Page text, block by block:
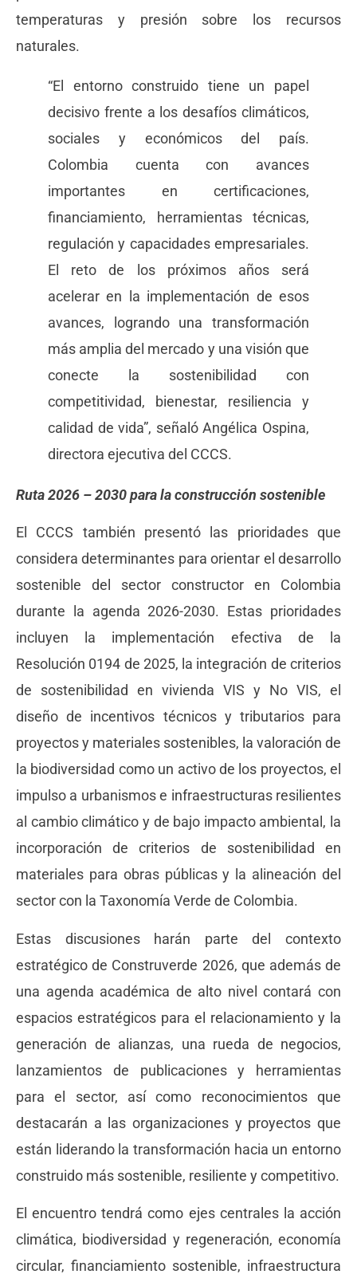
temperaturas y presión sobre los recursos
naturales.
“El entorno construido tiene un papel
decisivo frente a los desafíos climáticos,
sociales y económicos del país.
Colombia cuenta con avances
importantes en certificaciones,
financiamiento, herramientas técnicas,
regulación y capacidades empresariales.
El reto de los próximos años será
acelerar en la implementación de esos
avances, logrando una transformación
más amplia del mercado y una visión que
conecte la sostenibilidad con
competitividad, bienestar, resiliencia y
calidad de vida”, señaló Angélica Ospina,
directora ejecutiva del CCCS.
Ruta 2026 – 2030 para la construcción sostenible
El CCCS también presentó las prioridades que
considera determinantes para orientar el desarrollo
sostenible del sector constructor en Colombia
durante la agenda 2026-2030. Estas prioridades
incluyen la implementación efectiva de la
Resolución 0194 de 2025, la integración de criterios
de sostenibilidad en vivienda VIS y No VIS, el
diseño de incentivos técnicos y tributarios para
proyectos y materiales sostenibles, la valoración de
la biodiversidad como un activo de los proyectos, el
impulso a urbanismos e infraestructuras resilientes
al cambio climático y de bajo impacto ambiental, la
incorporación de criterios de sostenibilidad en
materiales para obras públicas y la alineación del
sector con la Taxonomía Verde de Colombia.
Estas discusiones harán parte del contexto
estratégico de Construverde 2026, que además de
una agenda académica de alto nivel contará con
espacios estratégicos para el relacionamiento y la
generación de alianzas, una rueda de negocios,
lanzamientos de publicaciones y herramientas
para el sector, así como reconocimientos que
destacarán a las organizaciones y proyectos que
están liderando la transformación hacia un entorno
construido más sostenible, resiliente y competitivo.
El encuentro tendrá como ejes centrales la acción
climática, biodiversidad y regeneración, economía
circular, financiamiento sostenible, infraestructura